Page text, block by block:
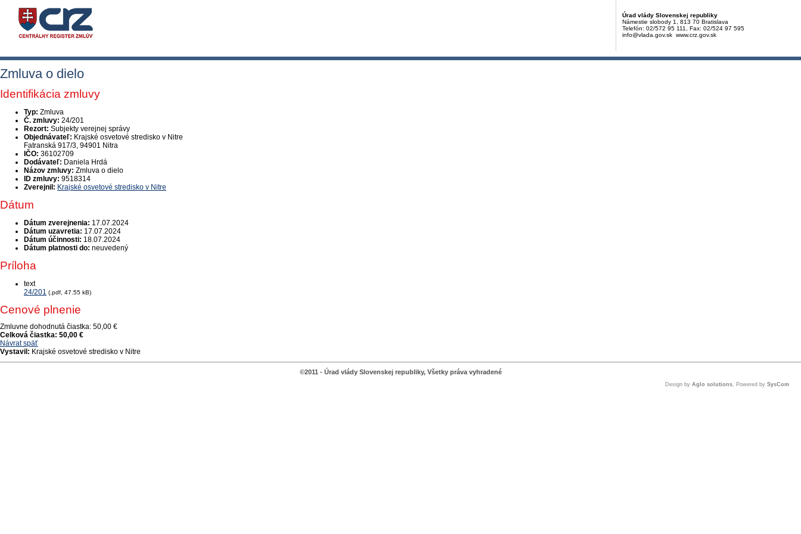
Úrad vlády Slovenskej republiky
Námestie slobody 1, 813 70 Bratislava
Telefón: 02/572 95 111, Fax: 02/524 97 595
info@vlada.gov.sk www.crz.gov.sk
Zmluva o dielo
Identifikácia zmluvy
Typ: Zmluva
Č. zmluvy: 24/201
Rezort: Subjekty verejnej správy
Objednávateľ: Krajské osvetové stredisko v Nitre
Fatranská 917/3, 94901 Nitra
IČO: 36102709
Dodávateľ: Daniela Hrdá
Názov zmluvy: Zmluva o dielo
ID zmluvy: 9518314
Zverejnil: Krajské osvetové stredisko v Nitre
Dátum
Dátum zverejnenia: 17.07.2024
Dátum uzavretia: 17.07.2024
Dátum účinnosti: 18.07.2024
Dátum platnosti do: neuvedený
Príloha
text
24/201 (.pdf, 47.55 kB)
Cenové plnenie
Zmluvne dohodnutá čiastka: 50,00 €
Celková čiastka: 50,00 €
Návrat späť
Vystavil: Krajské osvetové stredisko v Nitre
©2011 - Úrad vlády Slovenskej republiky, Všetky práva vyhradené
Design by Aglo solutions, Powered by SysCom